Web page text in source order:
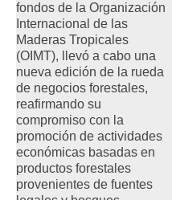
fondos de la Organización
Internacional de las
Maderas Tropicales
(OIMT), llevó a cabo una
nueva edición de la rueda
de negocios forestales,
reafirmando su
compromiso con la
promoción de actividades
económicas basadas en
productos forestales
provenientes de fuentes